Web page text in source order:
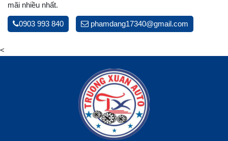
mãi nhiều nhất.
0903 993 840 phamdang17340@gmail.com
<